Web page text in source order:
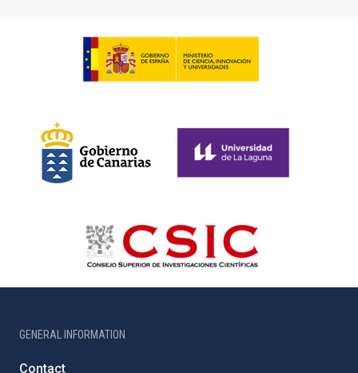
GENERAL INFORMATION
Contact